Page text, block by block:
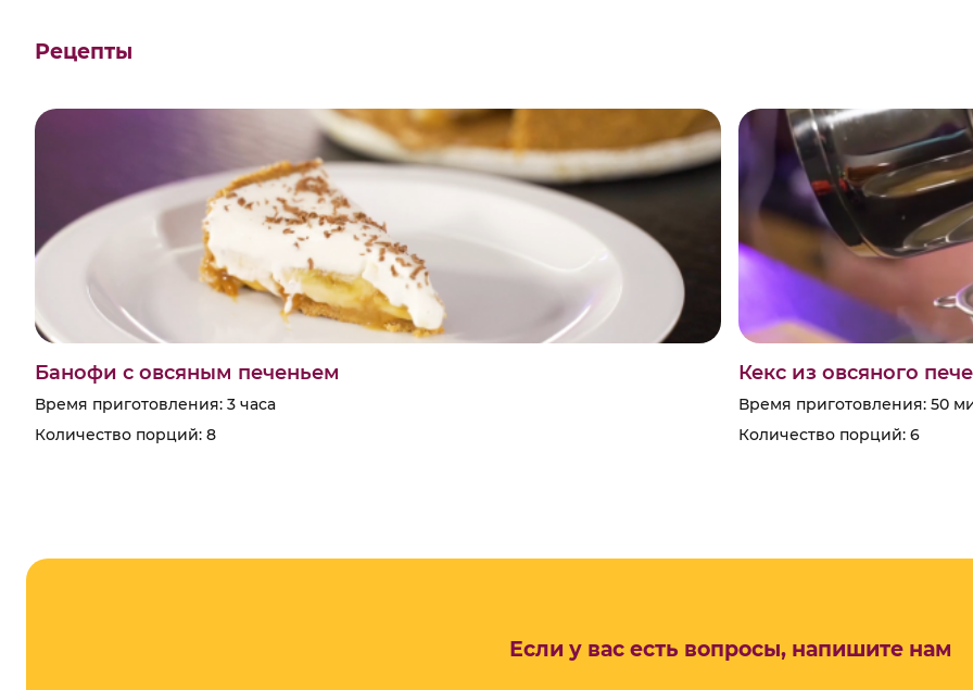
Рецепты
Банофи с овсяным печеньем
Время приготовления: 3 часа
Количество порций: 8
Кекс из овсяного
Время приготовления: 50
Количество порций: 6
Если у вас есть вопросы, напишите нам